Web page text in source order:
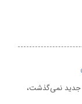
جدید نمی‌گذشت،